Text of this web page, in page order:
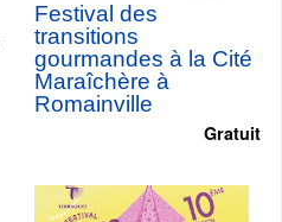
Festival des
transitions
gourmandes à la Cité
Maraîchère à
Romainville
Gratuit